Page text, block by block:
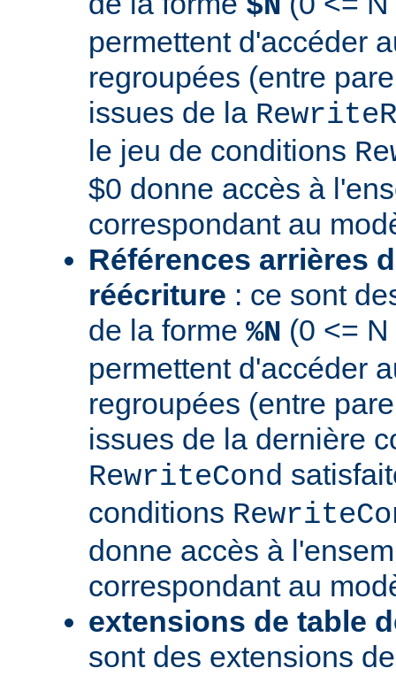
permettent d'accéder
regroupées (entre
issues de la
le jeu de conditions
$0 donne accès à
correspondant au
Références arrières
réécriture : ce sont
de la forme %N (0 <=
permettent d'accéder
regroupées (entre
issues de la dernière
RewriteCond
conditions
donne accès à
correspondant au
extensions de table
sont des extensions